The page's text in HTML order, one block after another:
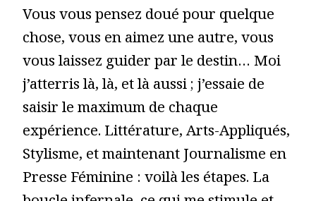
Vous vous pensez doué pour quelque
chose, vous en aimez une autre, vous
vous laissez guider par le destin… Moi
j’atterris là, là, et là aussi ; j’essaie de
saisir le maximum de chaque
expérience. Littérature, Arts-Appliqués,
Stylisme, et maintenant Journalisme en
Presse Féminine : voilà les étapes. La